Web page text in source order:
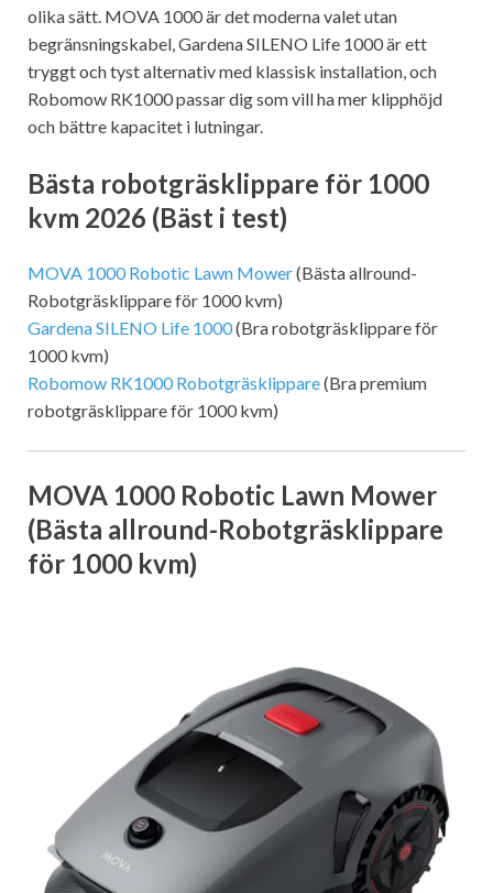
olika sätt. MOVA 1000 är det moderna valet utan
begränsningskabel, Gardena SILENO Life 1000 är ett
tryggt och tyst alternativ med klassisk installation, och
Robomow RK1000 passar dig som vill ha mer klipphöjd
och bättre kapacitet i lutningar.
Bästa robotgräsklippare för 1000
kvm 2026 (Bäst i test)
MOVA 1000 Robotic Lawn Mower(Bästa allround-
Robotgräsklippare för 1000 kvm)
Gardena SILENO Life 1000(Bra robotgräsklippare för
1000 kvm)
Robomow RK1000 Robotgräsklippare(Bra premium
robotgräsklippare för 1000 kvm)
MOVA 1000 Robotic Lawn Mower
(Bästa allround-Robotgräsklippare
för 1000 kvm)